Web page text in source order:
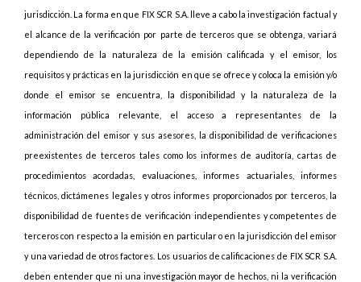
jurisdicción. La forma en que FIX SCR S.A. lleve a cabo la investigación factual y
el alcance de la verificación por parte de terceros que se obtenga, variará
dependiendo de la naturaleza de la emisión calificada y el emisor, los
requisitos y prácticas en la jurisdicción en que se ofrece y coloca la emisión y/o
donde el emisor se encuentra, la disponibilidad y la naturaleza de la
información pública relevante, el acceso a representantes de la
administración del emisor y sus asesores, la disponibilidad de verificaciones
preexistentes de terceros tales como los informes de auditoría, cartas de
procedimientos acordadas, evaluaciones, informes actuariales, informes
técnicos, dictámenes legales y otros informes proporcionados por terceros, la
disponibilidad de fuentes de verificación independientes y competentes de
terceros con respecto a la emisión en particular o en la jurisdicción del emisor
y una variedad de otros factores. Los usuarios de calificaciones de FIX SCR S.A.
deben entender que ni una investigación mayor de hechos, ni la verificación